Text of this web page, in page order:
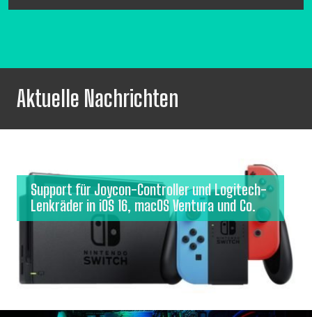
Aktuelle Nachrichten
Support für Joycon-Controller und Logitech-
Lenkräder in iOS 16, macOS Ventura und Co.